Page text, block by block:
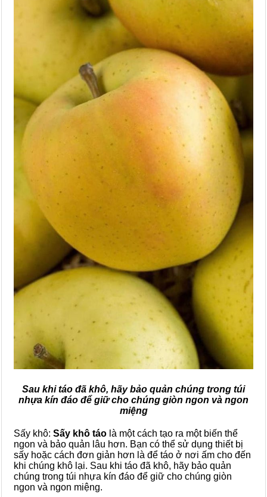
Sau khi táo đã khô, hãy bảo quản chúng trong túi
nhựa kín đáo để giữ cho chúng giòn ngon và ngon
miệng
Sấy khô: Sấy khô táo là một cách tạo ra một biến thể
ngon và bảo quản lâu hơn. Bạn có thể sử dụng thiết bị
sấy hoặc cách đơn giản hơn là để táo ở nơi ấm cho đến
khi chúng khô lại. Sau khi táo đã khô, hãy bảo quản
chúng trong túi nhựa kín đáo để giữ cho chúng giòn
ngon và ngon miệng.